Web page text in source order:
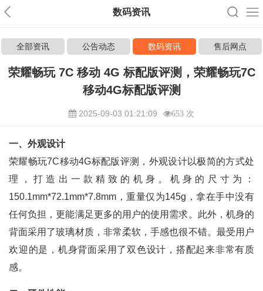
数码资讯
全部资讯 公告动态 数码资讯 售后网点
荣耀畅玩 7C 移动 4G 标配版评测，荣耀畅玩7C
移动4G标配版评测
2025-09-03 01:21:09 653 次
一、外观设计
荣耀畅玩7C移动4G标配版评测，外观设计以极简的方式处
理，打造出一款精致的机身。机身的尺寸为：
150.1mm*72.1mm*7.8mm，重量仅为145g，拿在手中没有
任何负担，更能满足更多的用户的使用需求。此外，机身的
背面采用了玻璃材质，非常柔软，手感也很不错。最受用户
欢迎的是，机身背面采用了双色设计，搭配起来非常有质
感。